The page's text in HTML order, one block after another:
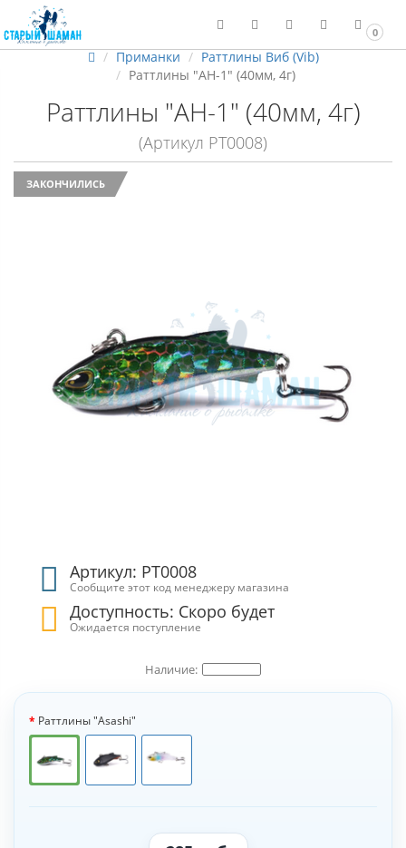
0
Приманки
Раттлины Виб (Vib)
Раттлины "AH-1" (40мм, 4г)
Раттлины "AH-1" (40мм, 4г)
(Артикул РТ0008)
ЗАКОНЧИЛИСЬ
Артикул: РТ0008
Сообщите этот код менеджеру магазина
Доступность: Скоро будет
Ожидается поступление
Раттлины "Asashi"